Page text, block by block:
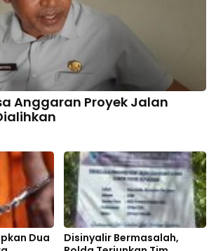
Anggaran Proyek Jalan
Dua
Disinyalir Bermasalah,